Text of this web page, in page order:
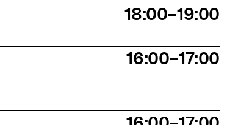
18:00–19:00
16:00–17:00